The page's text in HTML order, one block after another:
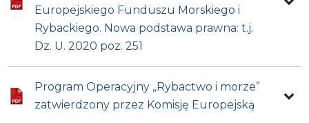
Europejskiego Funduszu Morskiego i
Rybackiego. Nowa podstawa prawna: t.j.
Dz. U. 2020 poz. 251
Program Operacyjny „Rybactwo i morze”
zatwierdzony przez Komisję Europejską